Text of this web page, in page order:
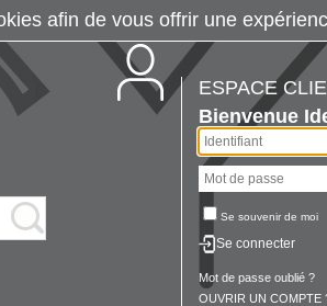
ESPACE
Bienvenue
Se souvenir de moi
Se connecter
Mot de passe oublié ?
OUVRIR UN COMPTE
afin de vous offrir une